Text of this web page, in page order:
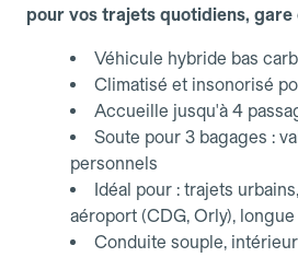
pour vos trajets quotidiens, gare
Véhicule hybride bas
Climatisé et insonorisé
Accueille jusqu'à 4
Soute pour 3 bagages :
personnels
Idéal pour : trajets
aéroport (CDG, Orly),
Conduite souple,